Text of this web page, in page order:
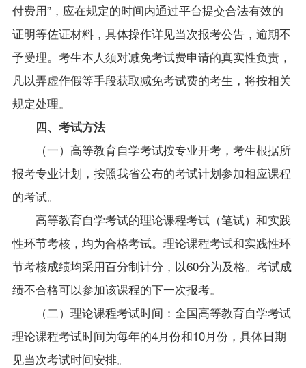
付费用”，应在规定的时间内通过平台提交合法有效的
证明等佐证材料，具体操作详见当次报考公告，逾期不
予受理。考生本人须对减免考试费申请的真实性负责，
凡以弄虚作假等手段获取减免考试费的考生，将按相关
规定处理。
四、考试方法
（一）高等教育自学考试按专业开考，考生根据所
报考专业计划，按照我省公布的考试计划参加相应课程
的考试。
高等教育自学考试的理论课程考试（笔试）和实践
性环节考核，均为合格考试。理论课程考试和实践性环
节考核成绩均采用百分制计分，以60分为及格。考试成
绩不合格可以参加该课程的下一次报考。
（二）理论课程考试时间：全国高等教育自学考试
理论课程考试时间为每年的4月份和10月份，具体日期
见当次考试时间安排。